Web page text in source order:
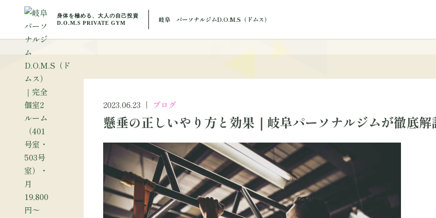
岐阜 パーソナルジムD.O.M.S（ドムス）
ブログ
2023.06.23 ブログ
懸垂の正しいやり方と効果｜岐阜パーソナルジムが徹底解